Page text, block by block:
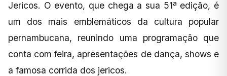
Jericos. O evento, que chega a sua 51ª edição, é
um dos mais emblemáticos da cultura popular
pernambucana, reunindo uma programação que
conta com feira, apresentações de dança, shows e
a famosa corrida dos jericos.